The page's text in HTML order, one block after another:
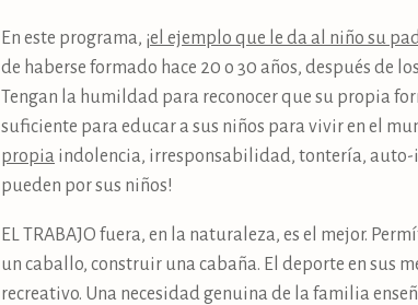
En este programa, ¡el ejemplo que le da al niño su
de haberse formado hace 20 o 30 años, después de
Tengan la humildad para reconocer que su propia
suficiente para educar a sus niños para vivir en el
propia indolencia, irresponsabilidad, tontería, auto-
pueden por sus niños!
EL TRABAJO fuera, en la naturaleza, es el mejor.
un caballo, construir una cabaña. El deporte en sus
recreativo. Una necesidad genuina de la familia